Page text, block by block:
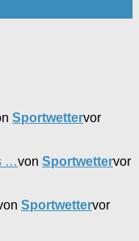
Sportwettervor
…von Sportwettervor
Sportwettervor